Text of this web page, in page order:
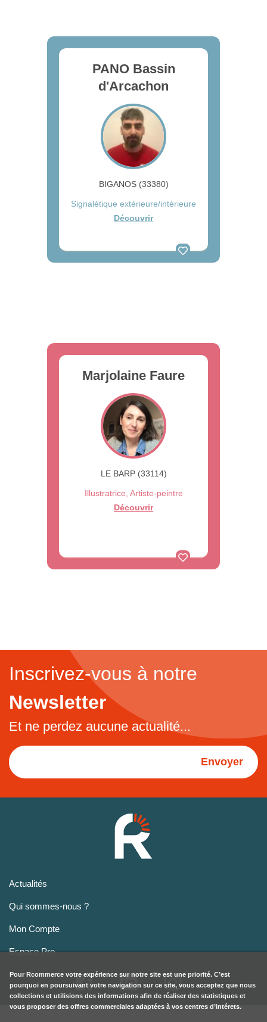
PANO Bassin
d'Arcachon
BIGANOS (33380)
Signalétique extérieure/intérieure
Découvrir
Marjolaine Faure
LE BARP (33114)
Illustratrice, Artiste-peintre
Découvrir
Inscrivez-vous à notre
Newsletter
Et ne perdez aucune actualité...
Envoyer
Actualités
Qui sommes-nous ?
Mon Compte
Espace Pro
Pour Rcommerce votre expérience sur notre site est une priorité. C’est
pourquoi en poursuivant votre navigation sur ce site, vous acceptez que nous
collections et utilisions des informations afin de réaliser des statistiques et
vous proposer des offres commerciales adaptées à vos centres d’intérets.